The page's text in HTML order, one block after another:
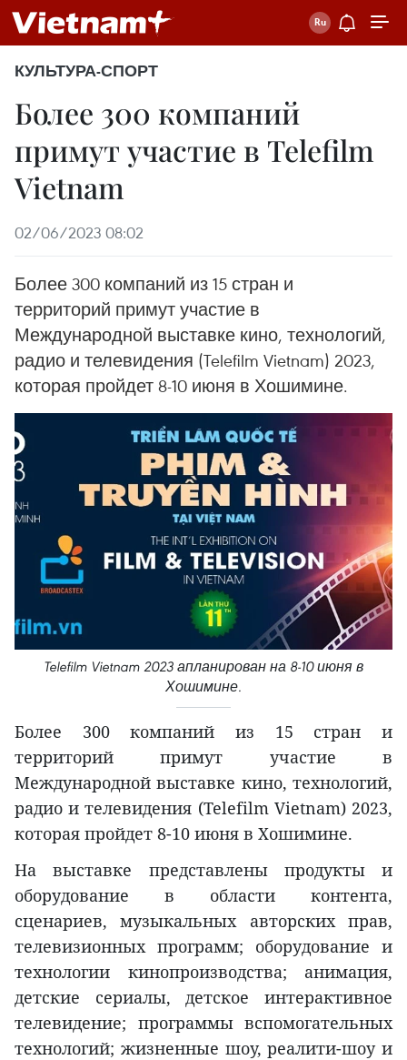
КУЛЬТУРА-СПОРТ
Более 300 компаний
примут участие в Telefilm
Vietnam
02/06/2023 08:02
Более 300 компаний из 15 стран и
территорий примут участие в
Международной выставке кино, технологий,
радио и телевидения (Telefilm Vietnam) 2023,
которая пройдет 8-10 июня в Хошимине.
Telefilm Vietnam 2023 апланирован на 8-10 июня в
Хошимине.
Более 300 компаний из 15 стран и
территорий примут участие в
Международной выставке кино, технологий,
радио и телевидения (Telefilm Vietnam) 2023,
которая пройдет 8-10 июня в Хошимине.
На выставке представлены продукты и
оборудование в области контента,
сценариев, музыкальных авторских прав,
телевизионных программ; оборудование и
технологии кинопроизводства; анимация,
детские сериалы, детское интерактивное
телевидение; программы вспомогательных
технологий; жизненные шоу, реалити-шоу и